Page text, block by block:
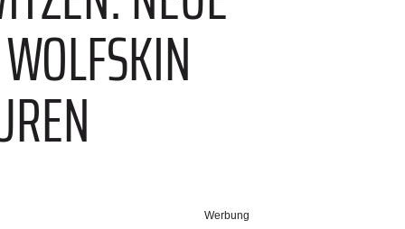
Werbung